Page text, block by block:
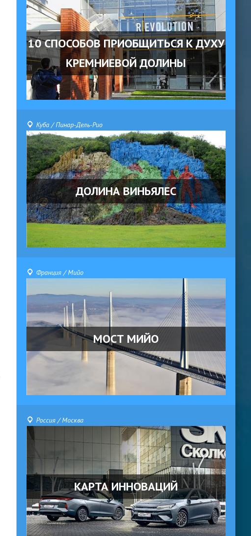
10 СПОСОБОВ ПРИОБЩИТЬСЯ К ДУХУ
КРЕМНИЕВОЙ ДОЛИНЫ
Куба / Пинар-Дель-Рио
ДОЛИНА ВИНЬЯЛЕС
Франция / Мийо
МОСТ МИЙО
Россия / Москва
КАРТА ИННОВАЦИЙ